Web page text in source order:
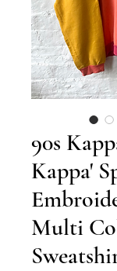
90s
Kappa'
Multi